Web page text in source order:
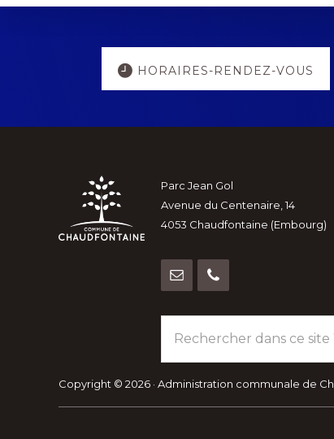
Explore
more
HORAIRES-RENDEZ-VOUS
Footer
Parc Jean Gol
Avenue du Centenaire, 14
4053 Chaudfontaine (Embourg)
dans
ce
site
Copyright © 2026 · Administration communale de